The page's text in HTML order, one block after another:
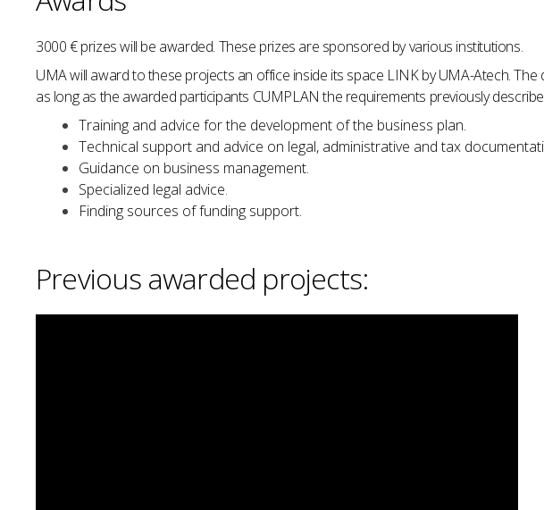
3000 € prizes will be awarded. These prizes are sponsored by various institutions.
UMA will award to these projects an office inside its space LINK by UMA-Atech.
as long as the awarded participants CUMPLAN the requirements previously
Training and advice for the development of the business plan.
Technical support and advice on legal, administrative and tax
Guidance on business management.
Specialized legal advice.
Finding sources of funding support.
Previous awarded projects: